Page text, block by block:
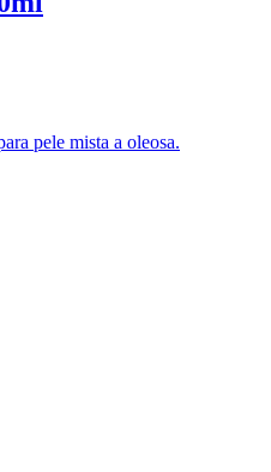
pele mista a oleosa.